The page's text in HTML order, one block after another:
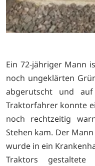
Ein 72-jähriger Mann
noch ungeklärten
abgerutscht und
Traktorfahrer konnte
noch rechtzeitig
Stehen kam. Der
wurde in ein
Traktors